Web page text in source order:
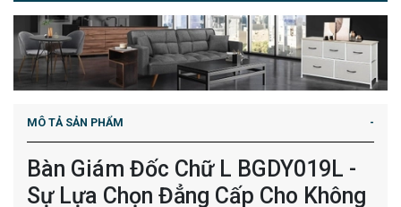
MÔ TẢ SẢN PHẨM
Bàn Giám Đốc Chữ L BGDY019L -
Sự Lựa Chọn Đẳng Cấp Cho Không